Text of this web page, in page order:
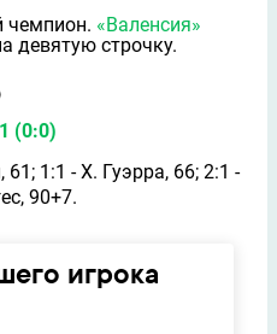
чемпион. «Валенсия»
девятую строчку.
(0:0)
1:1 - Х. Гуэрра, 66; 2:1 -
90+7.
игрока